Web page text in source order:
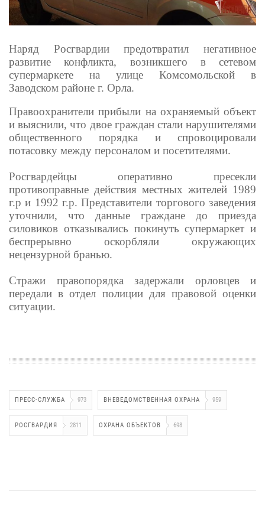
Наряд Росгвардии предотвратил негативное
развитие конфликта, возникшего в сетевом
супермаркете на улице Комсомольской в
Заводском районе г. Орла.
Правоохранители прибыли на охраняемый объект
и выяснили, что двое граждан стали нарушителями
общественного порядка и спровоцировали
потасовку между персоналом и посетителями.
Росгвардейцы оперативно пресекли
противоправные действия местных жителей 1989
г.р и 1992 г.р. Представители торгового заведения
уточнили, что данные граждане до приезда
силовиков отказывались покинуть супермаркет и
беспрерывно оскорбляли окружающих
нецензурной бранью.
Стражи правопорядка задержали орловцев и
передали в отдел полиции для правовой оценки
ситуации.
ПРЕСС-СЛУЖБА 973 ВНЕВЕДОМСТВЕННАЯ ОХРАНА 959
РОСГВАРДИЯ 2811 ОХРАНА ОБЪЕКТОВ 698